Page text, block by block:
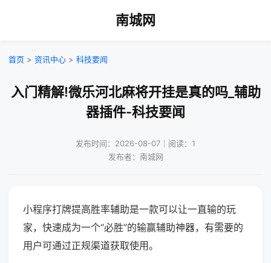
南城网
首页 > 资讯中心 > 科技要闻
入门精解!微乐河北麻将开挂是真的吗_辅助
器插件-科技要闻
发布时间：2026-08-07｜阅读：1
发布者：南城网
小程序打牌提高胜率辅助是一款可以让一直输的玩
家，快速成为一个“必胜”的输赢辅助神器，有需要的
用户可通过正规渠道获取使用。